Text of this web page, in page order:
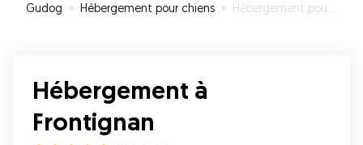
Gudog » Hébergement pour chiens » Hébergement pour votre chien à Frontignan
Hébergement à
Frontignan